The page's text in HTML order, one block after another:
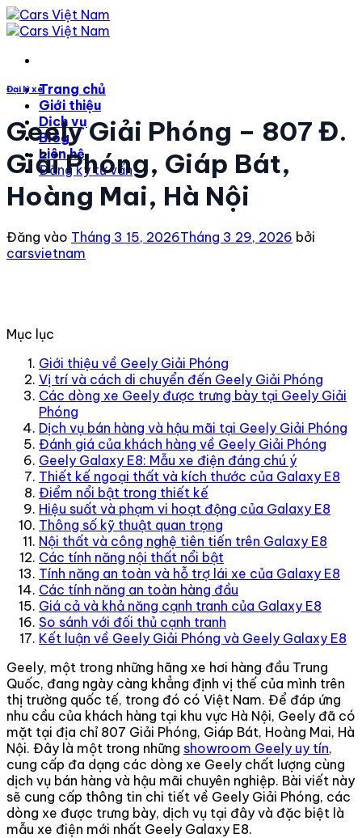
Bỏ
qua
dung
Trang chủ
Giới thiệu
Dịch vụ
Blog
Liên hệ
Đăng ký tư vấn
Đại lý xe
Geely Giải Phóng – 807 Đ.
Giải Phóng, Giáp Bát,
Hoàng Mai, Hà Nội
Đăng vào Tháng 3 15, 2026Tháng 3 29, 2026 bởi
carsvietnam
Mục lục
Giới thiệu về Geely Giải Phóng
Vị trí và cách di chuyển đến Geely Giải Phóng
Các dòng xe Geely được trưng bày tại Geely Giải
Phóng
Dịch vụ bán hàng và hậu mãi tại Geely Giải Phóng
Đánh giá của khách hàng về Geely Giải Phóng
Geely Galaxy E8: Mẫu xe điện đáng chú ý
Thiết kế ngoại thất và kích thước của Galaxy E8
Điểm nổi bật trong thiết kế
Hiệu suất và phạm vi hoạt động của Galaxy E8
Thông số kỹ thuật quan trọng
Nội thất và công nghệ tiên tiến trên Galaxy E8
Các tính năng nội thất nổi bật
Tính năng an toàn và hỗ trợ lái xe của Galaxy E8
Các tính năng an toàn hàng đầu
Giá cả và khả năng cạnh tranh của Galaxy E8
So sánh với đối thủ cạnh tranh
Kết luận về Geely Giải Phóng và Geely Galaxy E8
Geely, một trong những hãng xe hơi hàng đầu Trung
Quốc, đang ngày càng khẳng định vị thế của mình trên
thị trường quốc tế, trong đó có Việt Nam. Để đáp ứng
nhu cầu của khách hàng tại khu vực Hà Nội, Geely đã có
mặt tại địa chỉ 807 Giải Phóng, Giáp Bát, Hoàng Mai, Hà
Nội. Đây là một trong những showroom Geely uy tín,
cung cấp đa dạng các dòng xe Geely chất lượng cùng
dịch vụ bán hàng và hậu mãi chuyên nghiệp. Bài viết này
sẽ cung cấp thông tin chi tiết về Geely Giải Phóng, các
dòng xe được trưng bày, dịch vụ tại đây và đặc biệt là
mẫu xe điện mới nhất Geely Galaxy E8.